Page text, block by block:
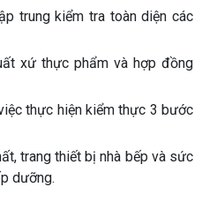
trung kiểm tra toàn diện các
xứ thực phẩm và hợp đồng
thực hiện kiểm thực 3 bước
trang thiết bị nhà bếp và sức
dưỡng.